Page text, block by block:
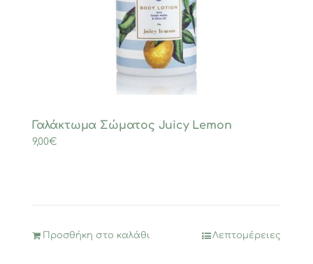
Γαλάκτωμα Σώματος Juicy Lemon
9,00€
Προσθήκη στο καλάθι Λεπτομέρειες